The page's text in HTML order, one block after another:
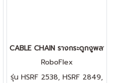
CABLE CHAIN รางกระดูกงูพลา
RoboFlex
รุ่น HSRF 2538, HSRF 2849,